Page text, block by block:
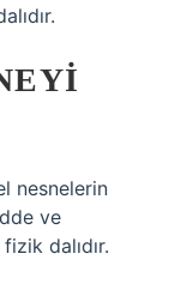
nesnelerin
ve
dalıdır.